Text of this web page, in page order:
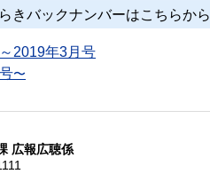
きバックナンバーはこちらから
2019年3月号
〜
広報広聴係